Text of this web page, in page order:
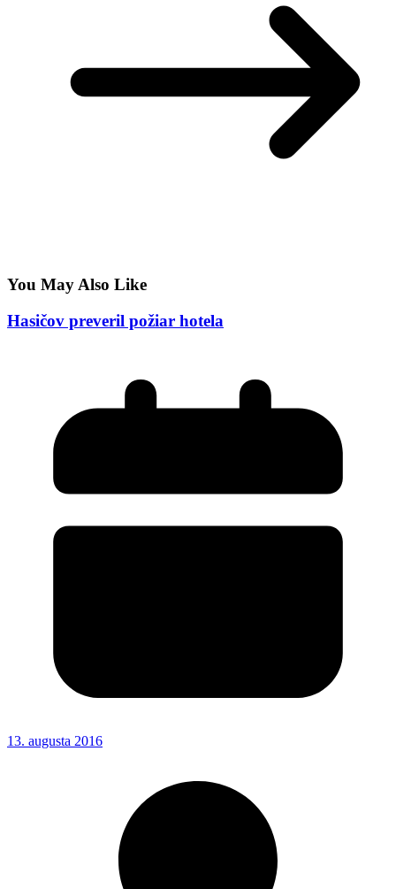
You May Also Like
Hasičov preveril požiar hotela
13. augusta 2016